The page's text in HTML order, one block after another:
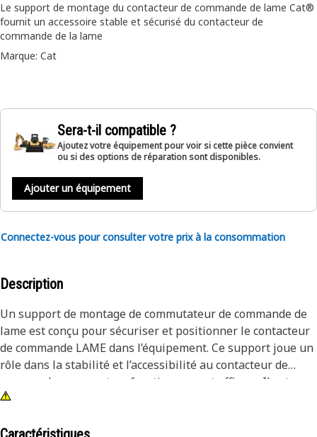
Le support de montage du contacteur de commande de lame Cat®
fournit un accessoire stable et sécurisé du contacteur de
commande de la lame
Marque: Cat
Sera-t-il compatible ?
Ajoutez votre équipement pour voir si cette pièce convient
ou si des options de réparation sont disponibles.
Ajouter un équipement
Connectez-vous pour consulter votre prix à la consommation
Description
Un support de montage de commutateur de commande de
lame est conçu pour sécuriser et positionner le contacteur
de commande LAME dans l’équipement. Ce support joue un
rôle dans la stabilité et l’accessibilité au contacteur de
commande, assurant un fonctionnement efficace. Il est
conçu pour résister aux rigueurs de différentes
des mécanismes de contrôle de la LAME.